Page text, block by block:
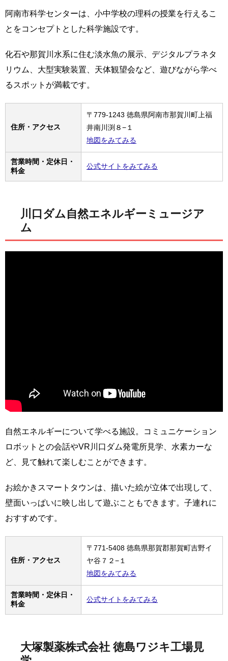
阿南市科学センターは、小中学校の理科の授業を行えるこ
とをコンセプトとした科学施設です。
化石や那賀川水系に住む淡水魚の展示、デジタルプラネタ
リウム、大型実験装置、天体観望会など、遊びながら学べ
るスポットが満載です。
住所・アクセス
〒779-1243 徳島県阿南市那賀川町上福
井南川渕８−１
地図をみてみる
営業時間・定休日・
料金
公式サイトをみてみる
川口ダム自然エネルギーミュージア
ム
自然エネルギーについて学べる施設。コミュニケーション
ロボットとの会話やVR川口ダム発電所見学、水素カーな
ど、見て触れて楽しむことができます。
お絵かきスマートタウンは、描いた絵が立体で出現して、
壁面いっぱいに映し出して遊ぶこともできます。子連れに
おすすめです。
住所・アクセス
〒771-5408 徳島県那賀郡那賀町吉野イ
ヤ谷７２−１
地図をみてみる
営業時間・定休日・
料金
公式サイトをみてみる
大塚製薬株式会社 徳島ワジキ工場見